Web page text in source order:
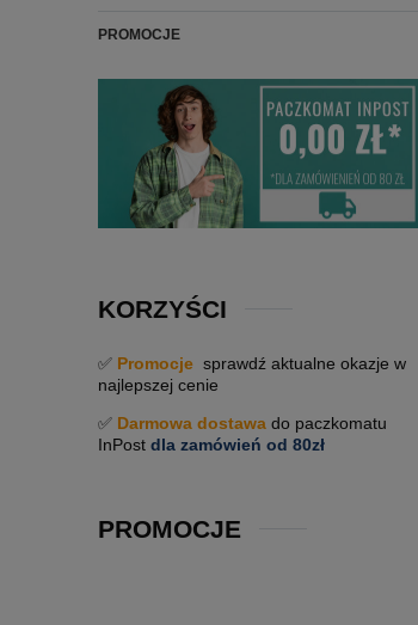
PROMOCJE
KORZYŚCI
✅ Promocje sprawdź aktualne okazje w
najlepszej cenie
✅ Darmowa dostawa do paczkomatu
InPost dla zamówień od 80zł
PROMOCJE